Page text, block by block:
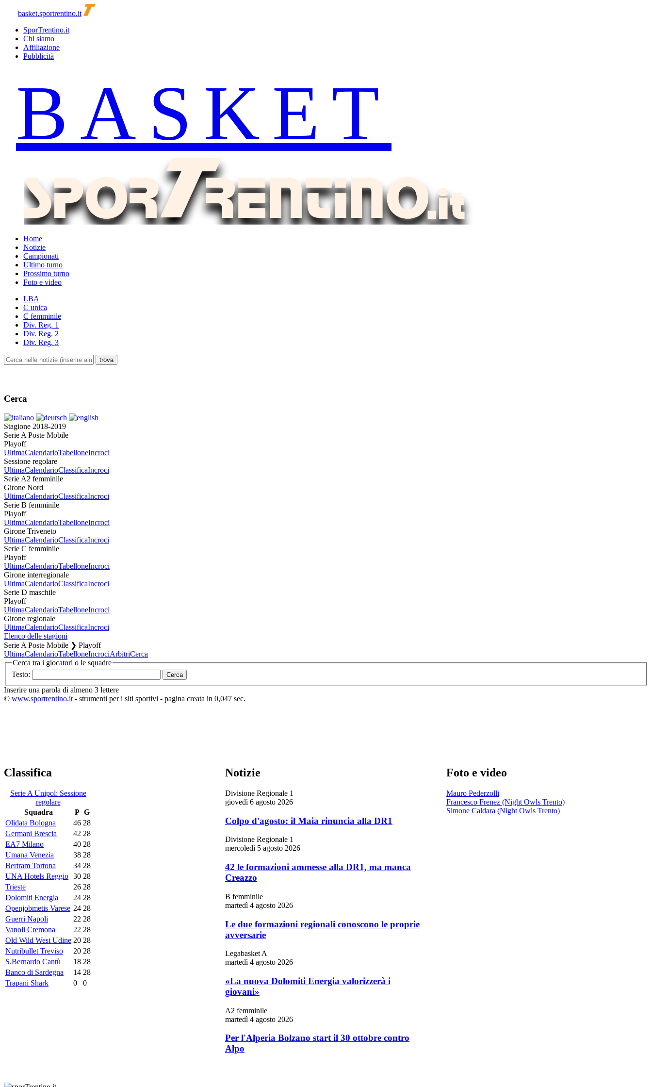
basket.sportrentino.it
SporTrentino.it
Chi siamo
Affiliazione
Pubblicità
Home
Notizie
Campionati
Ultimo turno
Prossimo turno
Foto e video
LBA
C unica
C femminile
Div. Reg. 1
Div. Reg. 2
Div. Reg. 3
Cerca
Stagione 2018-2019
Serie A Poste Mobile
Playoff
UltimaCalendarioTabelloneIncroci
Sessione regolare
UltimaCalendarioClassificaIncroci
Serie A2 femminile
Girone Nord
UltimaCalendarioClassificaIncroci
Serie B femminile
Playoff
UltimaCalendarioTabelloneIncroci
Girone Triveneto
UltimaCalendarioClassificaIncroci
Serie C femminile
Playoff
UltimaCalendarioTabelloneIncroci
Girone interregionale
UltimaCalendarioClassificaIncroci
Serie D maschile
Playoff
UltimaCalendarioTabelloneIncroci
Girone regionale
UltimaCalendarioClassificaIncroci
Elenco delle stagioni
Serie A Poste Mobile ❯ Playoff
UltimaCalendarioTabelloneIncrociArbitriCerca
Cerca tra i giocatori o le squadre
Testo:
Inserire una parola di almeno 3 lettere
© www.sportrentino.it - strumenti per i siti sportivi - pagina creata in 0,047 sec.
Classifica
Serie A Unipol: Sessione
regolare
Squadra
P G
Olidata Bologna
46 28
Germani Brescia
42 28
EA7 Milano
40 28
Umana Venezia
38 28
Bertram Tortona
34 28
UNA Hotels Reggio 30 28
Trieste
26 28
Dolomiti Energia
24 28
Openjobmetis Varese 24 28
Guerri Napoli
22 28
Vanoli Cremona
22 28
Old Wild West Udine 20 28
Nutribullet Treviso
20 28
S.Bernardo Cantù
18 28
Banco di Sardegna
14 28
Trapani Shark
0 0
Notizie
Divisione Regionale 1
giovedì 6 agosto 2026
Colpo d'agosto: il Maia rinuncia alla DR1
Divisione Regionale 1
mercoledì 5 agosto 2026
42 le formazioni ammesse alla DR1, ma manca
Creazzo
B femminile
martedì 4 agosto 2026
Le due formazioni regionali conoscono le proprie
avversarie
Legabasket A
martedì 4 agosto 2026
«La nuova Dolomiti Energia valorizzerà i
giovani»
A2 femminile
martedì 4 agosto 2026
Per l'Alperia Bolzano start il 30 ottobre contro
Alpo
Foto e video
Mauro Pederzolli
Francesco Frenez (Night Owls Trento)
Simone Caldara (Night Owls Trento)